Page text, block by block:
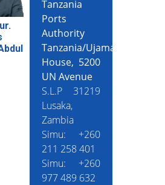
Tanzania
Ports
Authority
Tanzania/Ujamaa
House, 5200
UN Avenue
S.L.P 31219
Lusaka,
Zambia
Simu: +260
211 258 401
Simu: +260
977 489 632